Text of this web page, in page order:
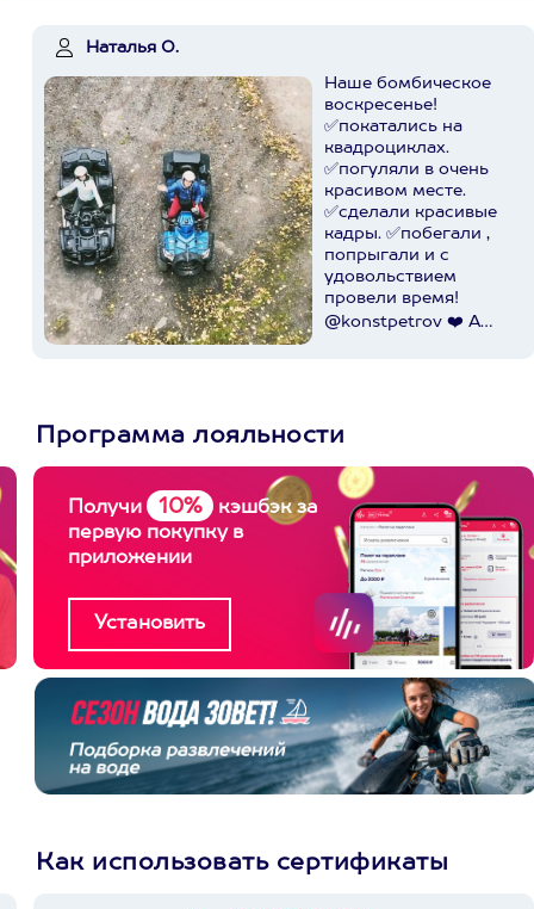
Наталья О.
Наше бомбическое
воскресенье!
✅покатались на
квадроциклах.
✅погуляли в очень
красивом месте.
✅сделали красивые
кадры. ✅побегали ,
попрыгали и с
удовольствием
провели время!
@konstpetrov ❤️ А
Программа лояльности
Получи 10%
кэшбэк за
первую покупку в
приложении
Как использовать сертификаты